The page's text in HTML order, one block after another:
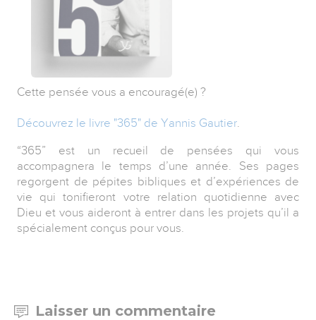
Cette pensée vous a encouragé(e) ?
Découvrez le livre "365" de Yannis Gautier
“365” est un recueil de pensées qui vous
accompagnera le temps d’une année. Ses pages
regorgent de pépites bibliques et d’expériences de
vie qui tonifieront votre relation quotidienne avec
Dieu et vous aideront à entrer dans les projets qu’il a
spécialement conçus pour vous.
Laisser un commentaire